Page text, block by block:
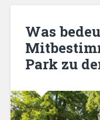
Was
Park zu